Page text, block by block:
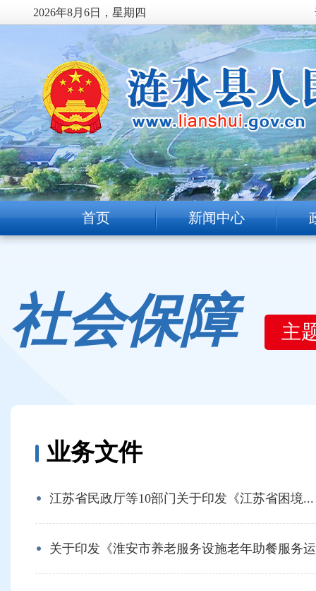
2026年8月6日，星期四
首页 新闻中心
社会保障 主
业务文件
江苏省民政厅等10部门关于印发《江苏省困境...
关于印发《淮安市养老服务设施老年助餐服务